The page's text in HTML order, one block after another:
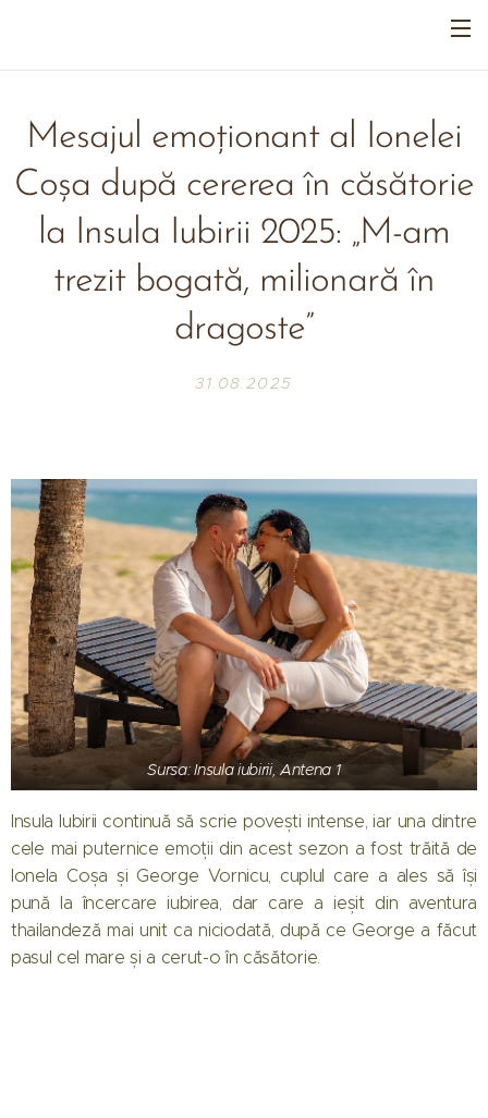
Mesajul emoționant al Ionelei
Coșa după cererea în căsătorie
la Insula Iubirii 2025: „M-am
trezit bogată, milionară în
dragoste”
31.08.2025
Sursa: Insula iubirii, Antena 1
Insula Iubirii continuă să scrie povești intense, iar una dintre
cele mai puternice emoții din acest sezon a fost trăită de
Ionela Coșa și George Vornicu, cuplul care a ales să își
pună la încercare iubirea, dar care a ieșit din aventura
thailandeză mai unit ca niciodată, după ce George a făcut
pasul cel mare și a cerut-o în căsătorie.